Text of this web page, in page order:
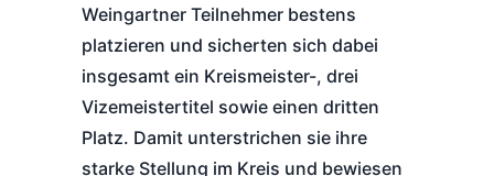
Weingartner Teilnehmer bestens
platzieren und sicherten sich dabei
insgesamt ein Kreismeister-, drei
Vizemeistertitel sowie einen dritten
Platz. Damit unterstrichen sie ihre
starke Stellung im Kreis und bewiesen